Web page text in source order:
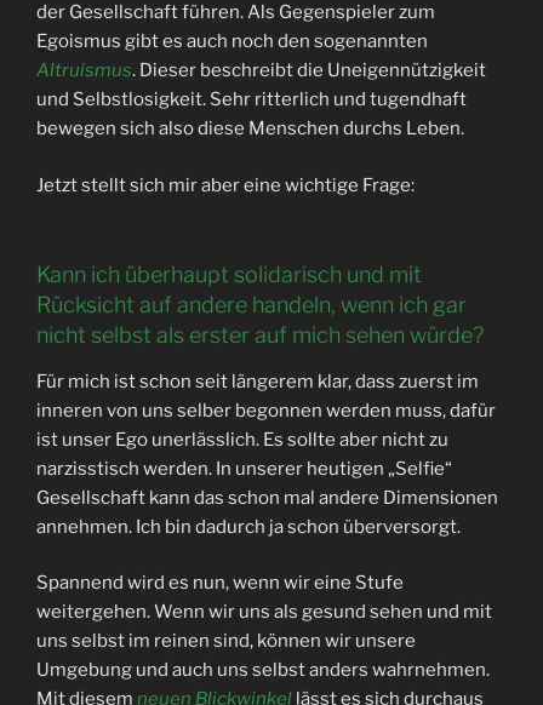
der Gesellschaft führen. Als Gegenspieler zum
Egoismus gibt es auch noch den sogenannten
Altruismus. Dieser beschreibt die Uneigennützigkeit
und Selbstlosigkeit. Sehr ritterlich und tugendhaft
bewegen sich also diese Menschen durchs Leben.
Jetzt stellt sich mir aber eine wichtige Frage:
Kann ich überhaupt solidarisch und mit
Rücksicht auf andere handeln, wenn ich gar
nicht selbst als erster auf mich sehen würde?
Für mich ist schon seit längerem klar, dass zuerst im
inneren von uns selber begonnen werden muss, dafür
ist unser Ego unerlässlich. Es sollte aber nicht zu
narzisstisch werden. In unserer heutigen „Selfie“
Gesellschaft kann das schon mal andere Dimensionen
annehmen. Ich bin dadurch ja schon überversorgt.
Spannend wird es nun, wenn wir eine Stufe
weitergehen. Wenn wir uns als gesund sehen und mit
uns selbst im reinen sind, können wir unsere
Umgebung und auch uns selbst anders wahrnehmen.
Mit diesem neuen Blickwinkel lässt es sich durchaus